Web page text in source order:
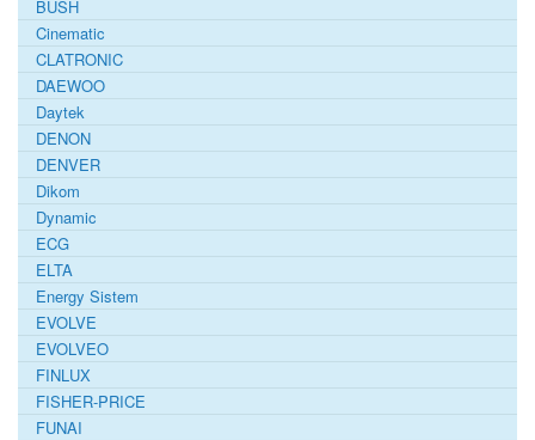
BUSH
Cinematic
CLATRONIC
DAEWOO
Daytek
DENON
DENVER
Dikom
Dynamic
ECG
ELTA
Energy Sistem
EVOLVE
EVOLVEO
FINLUX
FISHER-PRICE
FUNAI